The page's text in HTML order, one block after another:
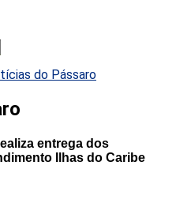
entrega dos
Ilhas do Caribe